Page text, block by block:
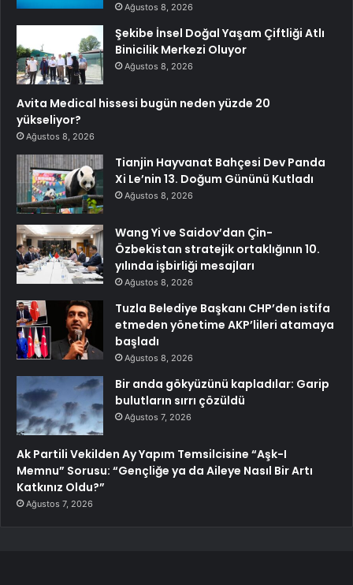
Ağustos 8, 2026
Şekibe İnsel Doğal Yaşam Çiftliği Atlı
Binicilik Merkezi Oluyor
Ağustos 8, 2026
Avita Medical hissesi bugün neden yüzde 20
yükseliyor?
Ağustos 8, 2026
Tianjin Hayvanat Bahçesi Dev Panda
Xi Le’nin 13. Doğum Gününü Kutladı
Ağustos 8, 2026
Wang Yi ve Saidov’dan Çin-
Özbekistan stratejik ortaklığının 10.
yılında işbirliği mesajları
Ağustos 8, 2026
Tuzla Belediye Başkanı CHP’den istifa
etmeden yönetime AKP’lileri atamaya
başladı
Ağustos 8, 2026
Bir anda gökyüzünü kapladılar: Garip
bulutların sırrı çözüldü
Ağustos 7, 2026
Ak Partili Vekilden Ay Yapım Temsilcisine “Aşk-I
Memnu” Sorusu: “Gençliğe ya da Aileye Nasıl Bir Artı
Katkınız Oldu?”
Ağustos 7, 2026